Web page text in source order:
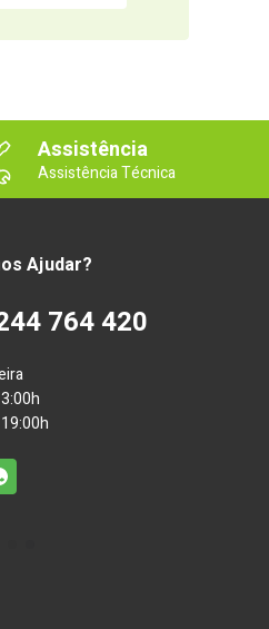
Assistência
Assistência Técnica
Ajudar?
764 420